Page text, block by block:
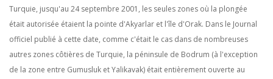
Turquie, jusqu'au 24 septembre 2001, les seules zones où la plongée
était autorisée étaient la pointe d'Akyarlar et l'île d'Orak. Dans le Journal
officiel publié à cette date, comme c'était le cas dans de nombreuses
autres zones côtières de Turquie, la péninsule de Bodrum (à l'exception
de la zone entre Gumusluk et Yalikavak) était entièrement ouverte au